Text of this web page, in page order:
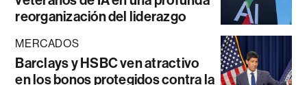
reorganización del liderazgo
MERCADOS
Barclays y HSBC ven atractivo
en los bonos protegidos contra la